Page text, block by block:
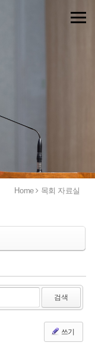
Home 목회 자료실
검색
쓰기